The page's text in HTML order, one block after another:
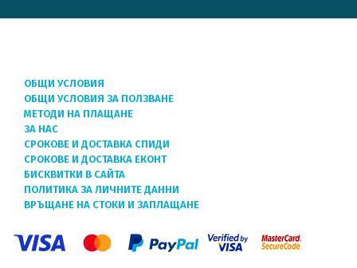
ОБЩИ УСЛОВИЯ
ОБЩИ УСЛОВИЯ ЗА ПОЛЗВАНЕ
МЕТОДИ НА ПЛАЩАНЕ
ЗА НАС
СРОКОВЕ И ДОСТАВКА СПИДИ
СРОКОВЕ И ДОСТАВКА ЕКОНТ
БИСКВИТКИ В САЙТА
ПОЛИТИКА ЗА ЛИЧНИТЕ ДАННИ
ВРЪЩАНЕ НА СТОКИ И ЗАПЛАЩАНЕ